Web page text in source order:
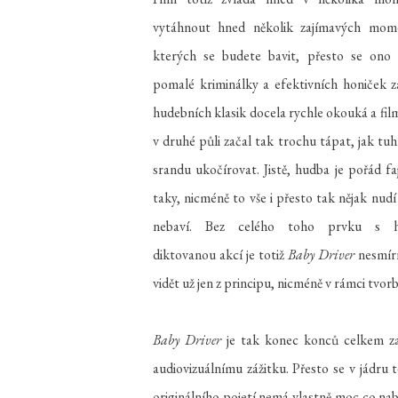
vytáhnout hned několik zajímavých
kterých se budete bavit, přesto se ono
pomalé kriminálky a efektivních honiček
hudebních klasik docela rychle okouká a
v druhé půli začal tak trochu tápat, jak
srandu ukočírovat. Jistě, hudba je pořád
taky, nicméně to vše i přesto tak nějak
nebaví. Bez celého toho prvku s
diktovanou akcí je totižBaby Driver
vidět už jen z principu, nicméně v rámci
Baby Driver je tak konec konců celkem
audiovizuálnímu zážitku. Přesto se v